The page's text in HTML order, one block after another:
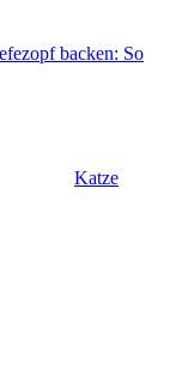
backen: So
Katze